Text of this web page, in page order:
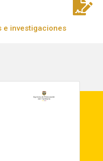
e investigaciones